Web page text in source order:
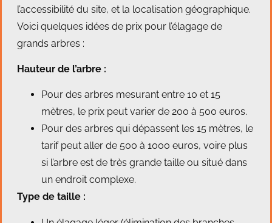
l’accessibilité du site, et la localisation géographique.
Voici quelques idées de prix pour l’élagage de
grands arbres :
Hauteur de l’arbre :
Pour des arbres mesurant entre 10 et 15
mètres, le prix peut varier de 200 à 500 euros.
Pour des arbres qui dépassent les 15 mètres, le
tarif peut aller de 500 à 1000 euros, voire plus
si l’arbre est de très grande taille ou situé dans
un endroit complexe.
Type de taille :